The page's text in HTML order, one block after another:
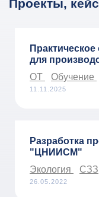
Проекты,
для
ОТ
Обучение
11.11.2025
Разработка
"ЦНИИСМ"
Экология
СЗЗ
26.05.2022